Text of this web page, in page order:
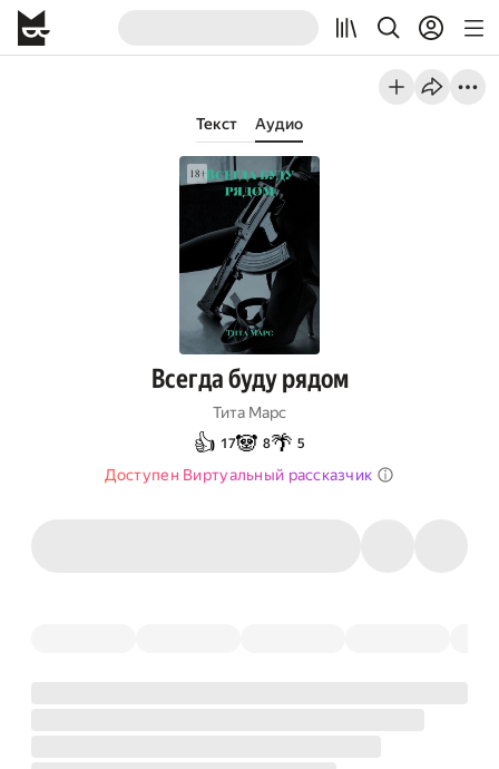
Текст Аудио
Всегда буду рядом
Тита Марс
👍 17🐼 8🌴 5
Доступен Виртуальный рассказчик